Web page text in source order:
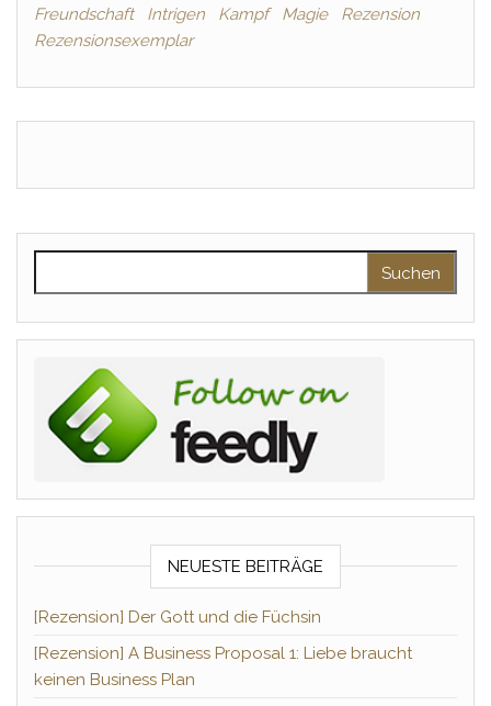
Freundschaft Intrigen Kampf Magie
Rezension
Rezensionsexemplar
NEUESTE BEITRÄGE
[Rezension] Der Gott und die Füchsin
[Rezension] A Business Proposal 1: Liebe braucht
keinen Business Plan